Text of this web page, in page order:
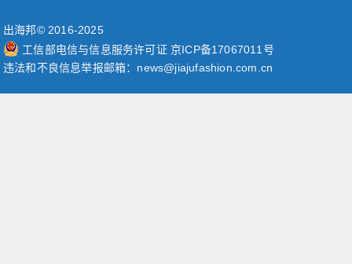
出海邦© 2016-2025
工信部电信与信息服务许可证 京ICP备17067011号
违法和不良信息举报邮箱：news@jiajufashion.com.cn